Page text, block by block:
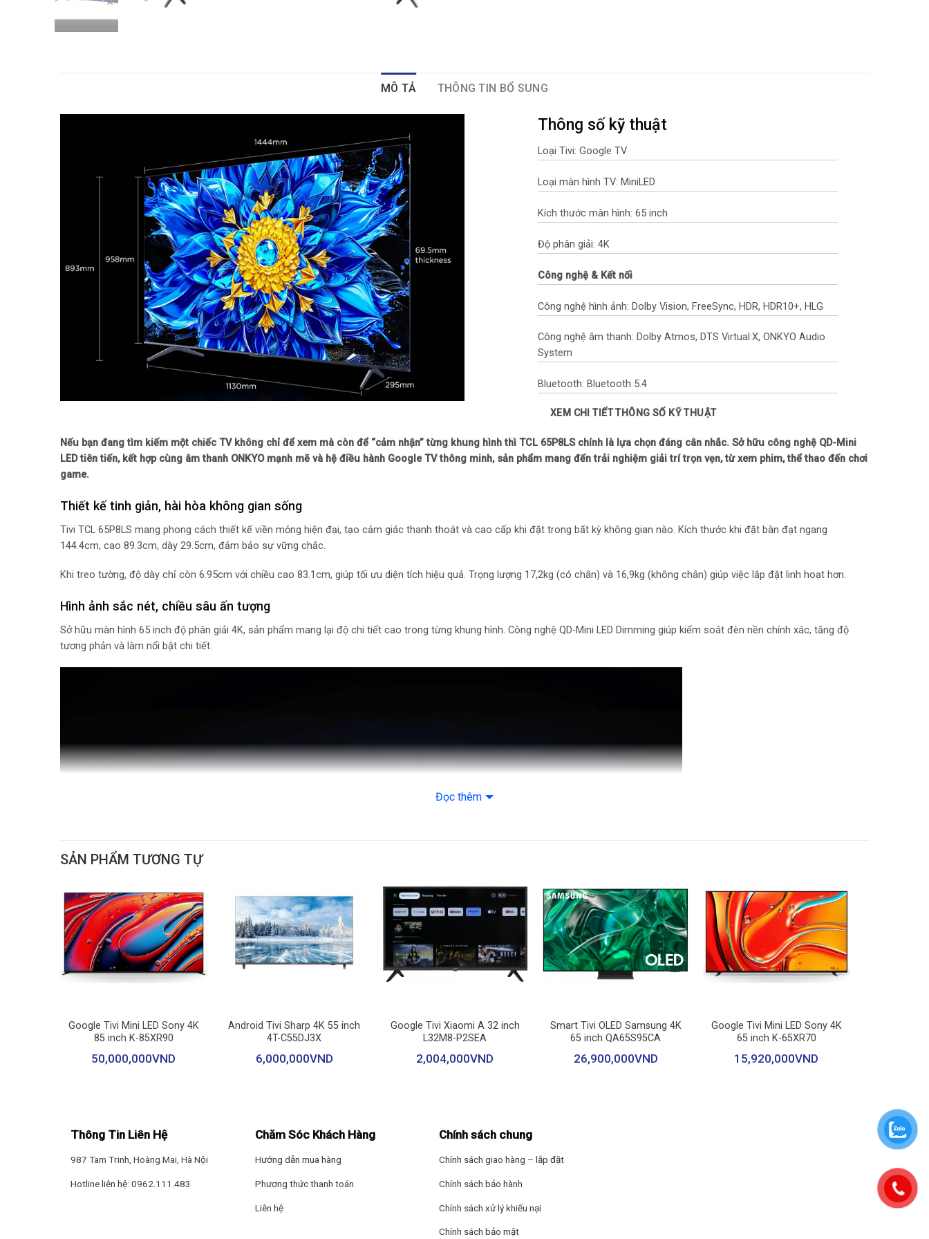
MÔ TẢ THÔNG TIN BỔ SUNG
Thông số kỹ thuật
Loại Tivi: Google TV
Loại màn hình TV: MiniLED
Kích thước màn hình: 65 inch
Độ phân giải: 4K
Công nghệ & Kết nối
Công nghệ hình ảnh: Dolby Vision, FreeSync, HDR, HDR10+, HLG
Công nghệ âm thanh: Dolby Atmos, DTS Virtual:X, ONKYO Audio
System
Bluetooth: Bluetooth 5.4
Kết nối: Bluetooth, LAN, Wifi
Cổng HDMI: 4 cổng
Tính năng
Tiện ích: Chiếu màn hình điện thoại lên tivi, Điều khiển bằng giọng
Kích thước không chân đế: 144.4cm x 83.1cm x 6.95cm (Ngang x
cao x dày)
Năm ra mắt: 2026
Sản xuất tại: Việt Nam
Xuất xứ thương hiệu: Trung Quốc
XEM CHI TIẾT THÔNG SỐ KỸ THUẬT
Nếu bạn đang tìm kiếm một chiếc TV không chỉ để xem mà còn để “cảm nhận” từng khung hình thì TCL 65P8LS chính là lựa chọn đáng cân nhắc. Sở hữu công nghệ QD-Mini
LED tiên tiến, kết hợp cùng âm thanh ONKYO mạnh mẽ và hệ điều hành Google TV thông minh, sản phẩm mang đến trải nghiệm giải trí trọn vẹn, từ xem phim, thể thao đến chơi
game.
Thiết kế tinh giản, hài hòa không gian sống
Tivi TCL 65P8LS mang phong cách thiết kế viền mỏng hiện đại, tạo cảm giác thanh thoát và cao cấp khi đặt trong bất kỳ không gian nào. Kích thước khi đặt bàn đạt ngang
144.4cm, cao 89.3cm, dày 29.5cm, đảm bảo sự vững chắc.
Khi treo tường, độ dày chỉ còn 6.95cm với chiều cao 83.1cm, giúp tối ưu diện tích hiệu quả. Trọng lượng 17,2kg (có chân) và 16,9kg (không chân) giúp việc lắp đặt linh hoạt hơn.
Hình ảnh sắc nét, chiều sâu ấn tượng
Sở hữu màn hình 65 inch độ phân giải 4K, sản phẩm mang lại độ chi tiết cao trong từng khung hình. Công nghệ QD-Mini LED Dimming giúp kiểm soát đèn nền chính xác, tăng độ
tương phản và làm nổi bật chi tiết.
Tivi hỗ trợ đầy đủ HDR, HDR10+, HLG và Dolby Vision, giúp cải thiện độ sáng và màu sắc rõ rệt. Tấm nền HVA với tỷ lệ tương phản khoảng 6500:1 mang lại chiều sâu hình ảnh nổi
đồng đều và trong trẻo.
Chuyển động mượt mà, tối ưu trải nghiệm xem
Đọc thêm
SẢN PHẨM TƯƠNG TỰ
Google Tivi Mini LED Sony 4K
85 inch K-85XR90
50,000,000VND
Android Tivi Sharp 4K 55 inch
4T-C55DJ3X
6,000,000VND
Google Tivi Xiaomi A 32 inch
L32M8-P2SEA
2,004,000VND
Smart Tivi OLED Samsung 4K
65 inch QA65S95CA
26,900,000VND
Google Tivi Mini LED Sony 4K
65 inch K-65XR70
15,920,000VND
Thông Tin Liên Hệ
987 Tam Trinh, Hoàng Mai, Hà Nội
Hotline liên hệ: 0962.111.483
Chăm Sóc Khách Hàng
Hướng dẫn mua hàng
Phương thức thanh toán
Liên hệ
Chính sách chung
Chính sách giao hàng – lắp đặt
Chính sách bảo hành
Chính sách xử lý khiếu nại
Chính sách bảo mật